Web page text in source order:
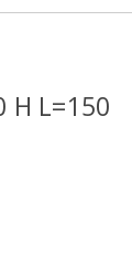
H L=150